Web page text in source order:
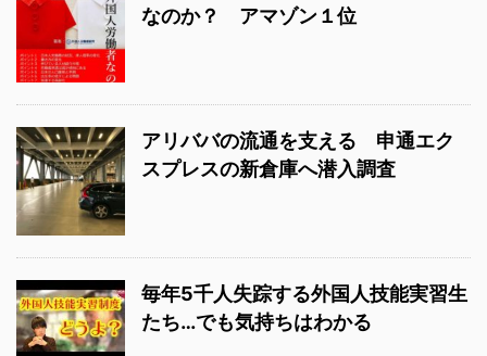
なのか？ アマゾン１位
アリババの流通を支える 申通エク
スプレスの新倉庫へ潜入調査
毎年5千人失踪する外国人技能実習生
たち…でも気持ちはわかる